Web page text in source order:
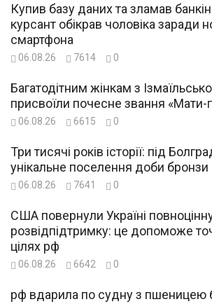
Купив базу даних та зламав
курсант обікрав чоловіка заради
смартфона
06.08.26 7614 0
Багатодітним жінкам з
присвоїли почесне звання «Мати-
06.08.26 6615 0
Три тисячі років історії: під
унікальне поселення доби бронзи
06.08.26 7641 0
США повернули Україні
розвідпідтримку: це допоможе
цілях рф
06.08.26 6642 0
рф вдарила по судну з пшеницею